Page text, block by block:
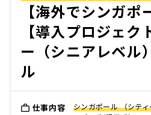
【海外でシンガポ
【導入プロジェク
ー（シニアレベル
ル
仕事内容
シンガポール （シテ